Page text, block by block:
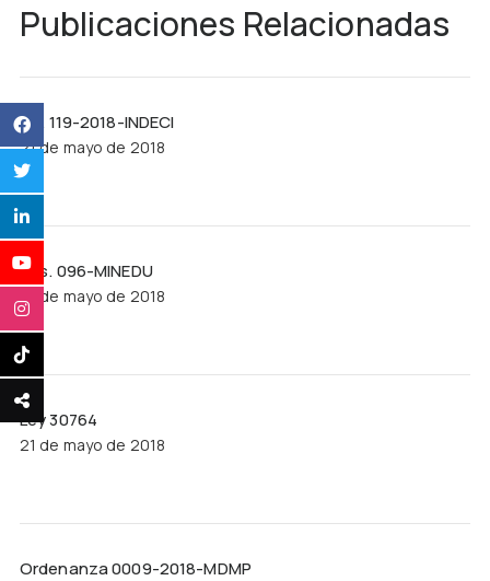
Publicaciones Relacionadas
R.J. 119-2018-INDECI
21 de mayo de 2018
Res. 096-MINEDU
21 de mayo de 2018
Ley 30764
21 de mayo de 2018
Ordenanza 0009-2018-MDMP